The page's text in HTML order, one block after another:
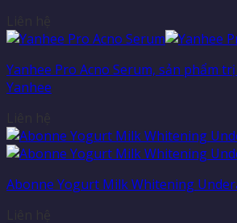
Yanhee Pro Acno Serum, sản phẩm
Yanhee
Abonne Yogurt Milk Whitening